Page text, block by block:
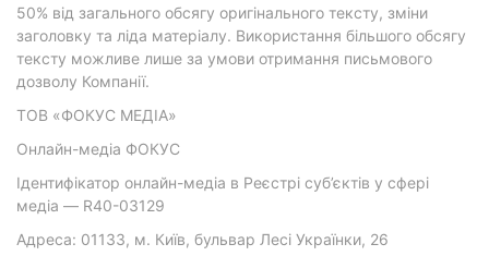
50% від загального обсягу оригінального тексту, зміни
заголовку та ліда матеріалу. Використання більшого обсягу
тексту можливе лише за умови отримання письмового
дозволу Компанії.
ТОВ «ФОКУС МЕДІА»
Онлайн-медіа ФОКУС
Ідентифікатор онлайн-медіа в Реєстрі суб’єктів у сфері
медіа — R40-03129
Адреса: 01133, м. Київ, бульвар Лесі Українки, 26